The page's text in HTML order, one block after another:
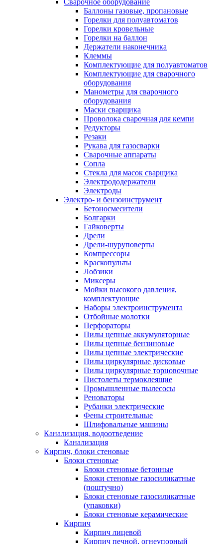
Сварочное оборудование
Баллоны газовые, пропановые
Горелки для полуавтоматов
Горелки кровельные
Горелки на баллон
Держатели наконечника
Клеммы
Комплектующие для полуавтоматов
Комплектующие для сварочного
оборудования
Манометры для сварочного
оборудования
Маски сварщика
Проволока сварочная для кемпи
Редукторы
Резаки
Рукава для газосварки
Сварочные аппараты
Сопла
Стекла для масок сварщика
Электрододержатели
Электроды
Электро- и бензоинструмент
Бетоносмесители
Болгарки
Гайковерты
Дрели
Дрели-шуруповерты
Компрессоры
Краскопульты
Лобзики
Миксеры
Мойки высокого давления,
комплектующие
Наборы электроинструмента
Отбойные молотки
Перфораторы
Пилы цепные аккумуляторные
Пилы цепные бензиновые
Пилы цепные электрические
Пилы циркулярные дисковые
Пилы циркулярные торцовочные
Пистолеты термоклеящие
Промышленные пылесосы
Реноваторы
Рубанки электрические
Фены строительные
Шлифовальные машины
Канализация, водоотведение
Канализация
Кирпич, блоки стеновые
Блоки стеновые
Блоки стеновые бетонные
Блоки стеновые газосиликатные
(поштучно)
Блоки стеновые газосиликатные
(упаковки)
Блоки стеновые керамические
Кирпич
Кирпич лицевой
Кирпич печной, огнеупорный